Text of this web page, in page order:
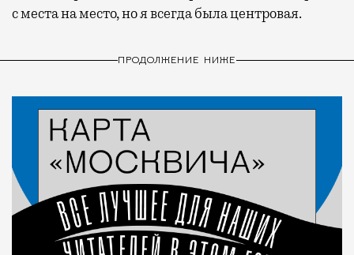
с места на место, но я всегда была центровая.
ПРОДОЛЖЕНИЕ НИЖЕ